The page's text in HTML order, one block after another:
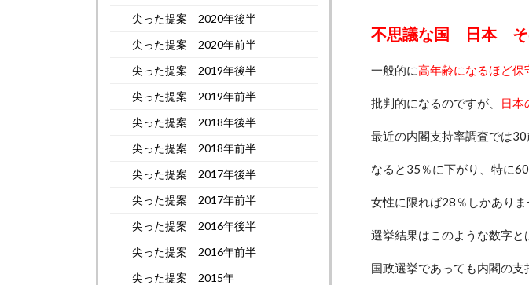
不思議な国 日本 そ
一般的に高年齢になるほど保
批判的になるのですが、 日本
最近の内閣支持率調査では30
なると 35 ％に下がり、特に60
女性に限れば28 ％しかあり
選挙結果はこのような数字
国政選挙であっても内閣の
尖った提案 2020年後半
尖った提案 2020年前半
尖った提案 2019年後半
尖った提案 2019年前半
尖った提案 2018年後半
尖った提案 2018年前半
尖った提案 2017年後半
尖った提案 2017年前半
尖った提案 2016年後半
尖った提案 2016年前半
尖った提案 2015年